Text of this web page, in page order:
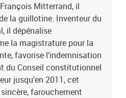
Mitterrand, il
la guillotine. Inventeur du
il dépénalise
la magistrature pour la
favorise l’indemnisation
du Conseil constitutionnel
jusqu’en 2011, cet
farouchement